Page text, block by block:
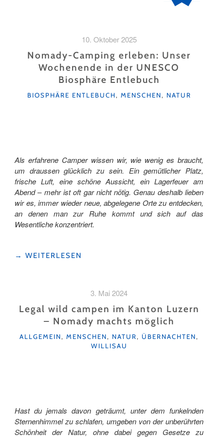
10. Oktober 2025
Nomady-Camping erleben: Unser
Wochenende in der UNESCO
Biosphäre Entlebuch
KATEGORIEN
BIOSPHÄRE ENTLEBUCH, MENSCHEN, NATUR
Als erfahrene Camper wissen wir, wie wenig es braucht,
um draussen glücklich zu sein. Ein gemütlicher Platz,
frische Luft, eine schöne Aussicht, ein Lagerfeuer am
Abend – mehr ist oft gar nicht nötig. Genau deshalb lieben
wir es, immer wieder neue, abgelegene Orte zu entdecken,
an denen man zur Ruhe kommt und sich auf das
Wesentliche konzentriert.
"NOMADY-
IN
BIOSPHÄRE
→ WEITERLESEN
3. Mai 2024
Legal wild campen im Kanton Luzern
– Nomady machts möglich
KATEGORIEN
ALLGEMEIN, MENSCHEN, NATUR, ÜBERNACHTEN,
WILLISAU
Hast du jemals davon geträumt, unter dem funkelnden
Sternenhimmel zu schlafen, umgeben von der unberührten
Schönheit der Natur, ohne dabei gegen Gesetze zu